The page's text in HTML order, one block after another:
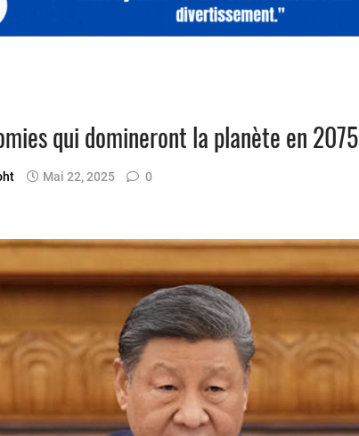
qui domineront la planète en 2075
Mai 22, 2025 0